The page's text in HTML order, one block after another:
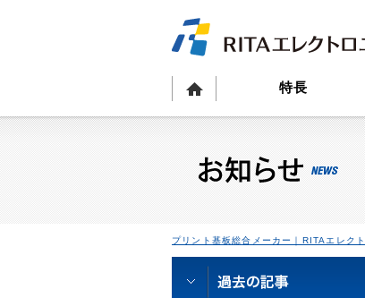
特長
プリント基板総合メーカー｜RITAエレク